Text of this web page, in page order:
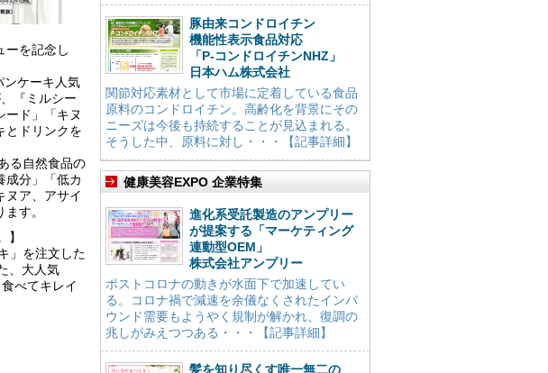
ーを記念し
ンケーキ人気
『ミルシー
ード」「キヌ
とドリンクを
る自然食品の
成分」「低カ
ヌア、アサイ
す。
」を注文した
、大人気
べてキレイ
豚由来コンドロイチン
機能性表示食品対応
「P-コンドロイチンNHZ」
日本ハム株式会社
関節対応素材として市場に定着している食品
原料のコンドロイチン。高齢化を背景にその
ニーズは今後も持続することが見込まれる。
そうした中、原料に対し・・・【記事詳細】
健康美容EXPO 企業特集
進化系受託製造のアンプリー
が提案する「マーケティング
連動型OEM」
株式会社アンプリー
ポストコロナの動きが水面下で加速してい
る。コロナ禍で減速を余儀なくされたインバ
ウンド需要もようやく規制が解かれ、復調の
兆しがみえつつある・・・【記事詳細】
髪を知り尽くす唯一無二の